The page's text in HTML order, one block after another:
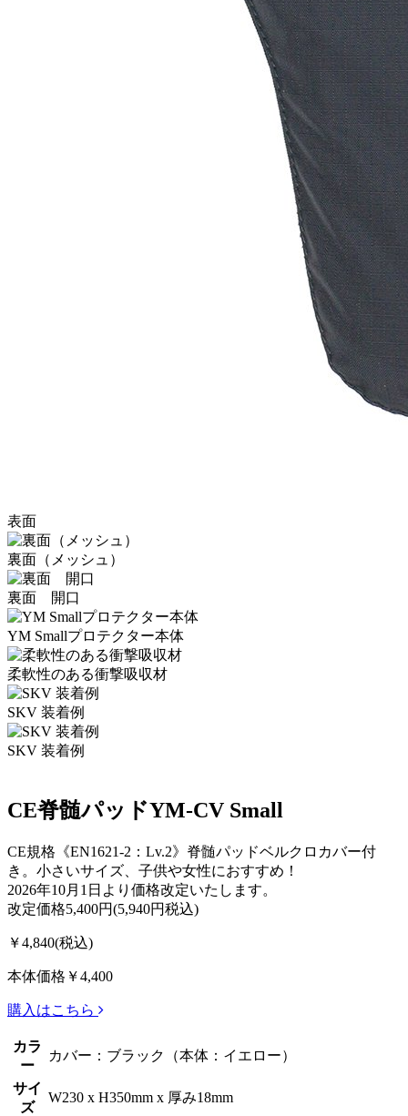
表面
裏面（メッシュ）
裏面 開口
YM Smallプロテクター本体
柔軟性のある衝撃吸収材
SKV 装着例
SKV 装着例
CE脊髄パッドYM-CV Small
CE規格《EN1621-2：Lv.2》脊髄パッドベルクロカバー付
き。小さいサイズ、子供や女性におすすめ！
2026年10月1日より価格改定いたします。
改定価格5,400円(5,940円税込)
￥4,840(税込)
本体価格￥4,400
購入はこちら
カラ
ー
カバー：ブラック（本体：イエロー）
サイ
ズ
W230 x H350mm x 厚み18mm